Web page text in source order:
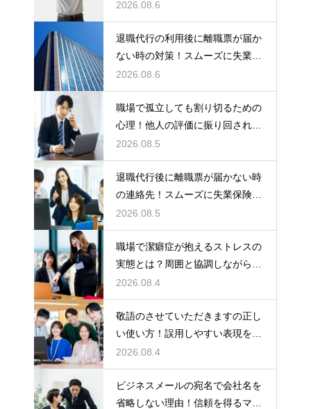
な空間を作る
2026.08.6
退職代行の利用後に離職票が届か
ない時の対策！スムーズに失業保
険をもらう
2026.08.6
職場で孤立しても割り切るための
心理！他人の評価に振り回されな
いための術
2026.08.5
退職代行後に離職票が届かない時
の連絡先！スムーズに失業保険を
もらう術
2026.08.5
職場で潔癖症が抱えるストレスの
実態とは？周囲と協調しながら快
適に働く術
2026.08.4
敬語のさせていただきますの正し
い使い方！誤用しやすい表現を理
解する術
2026.08.4
ビジネスメールの宛名で会社名を
省略しない理由！信頼を得るマナ